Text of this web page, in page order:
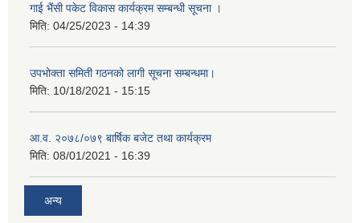
गाई भैंसी पकेट विकास कार्यक्रम सम्बन्धी सूचना ।
मिति: 04/25/2023 - 14:39
उपभोक्ता समिती गठनको लागी सूचना सम्बन्धमा।
मिति: 10/18/2021 - 15:15
आ.व. २०७८/०७९ बार्षिक बजेट तथा कार्यक्रम
मिति: 08/01/2021 - 16:39
अन्य